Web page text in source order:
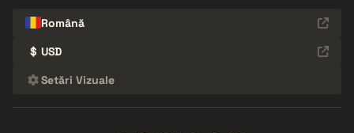
Română
$ USD
Setări Vizuale